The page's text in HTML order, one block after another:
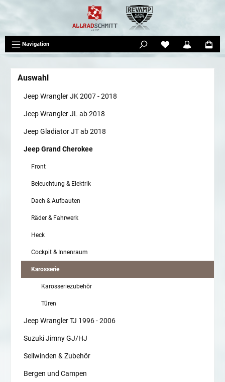
Navigation
Auswahl
Jeep Wrangler JK 2007 - 2018
Jeep Wrangler JL ab 2018
Jeep Gladiator JT ab 2018
Jeep Grand Cherokee
Front
Beleuchtung & Elektrik
Dach & Aufbauten
Räder & Fahrwerk
Heck
Cockpit & Innenraum
Karosserie
Karosseriezubehör
Türen
Jeep Wrangler TJ 1996 - 2006
Suzuki Jimny GJ/HJ
Seilwinden & Zubehör
Bergen und Campen